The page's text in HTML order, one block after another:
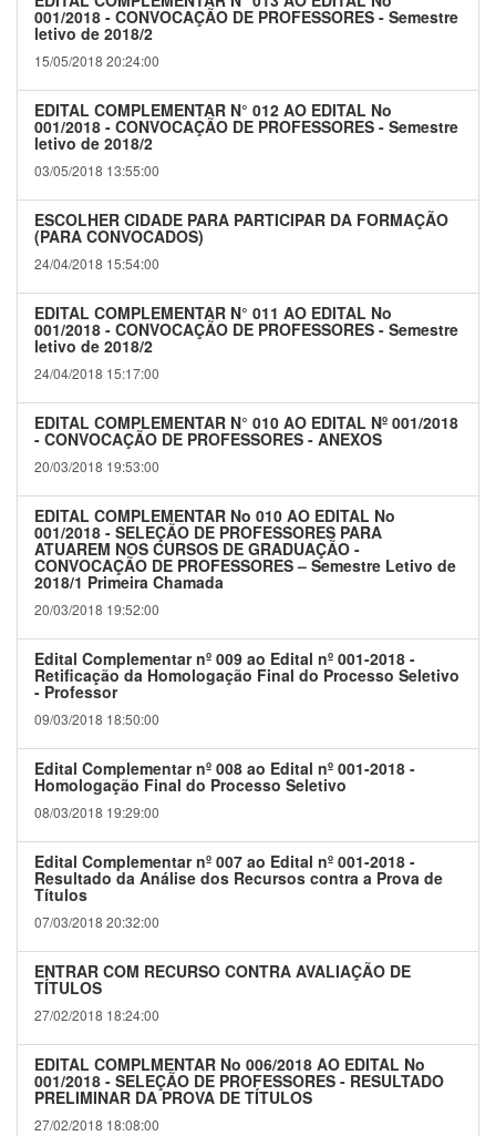
001/2018 - CONVOCAÇÃO DE PROFESSORES - Semestre
letivo de 2018/2
15/05/2018 20:24:00
EDITAL COMPLEMENTAR N° 012 AO EDITAL No
001/2018 - CONVOCAÇÃO DE PROFESSORES - Semestre
letivo de 2018/2
03/05/2018 13:55:00
ESCOLHER CIDADE PARA PARTICIPAR DA FORMAÇÃO
(PARA CONVOCADOS)
24/04/2018 15:54:00
EDITAL COMPLEMENTAR N° 011 AO EDITAL No
001/2018 - CONVOCAÇÃO DE PROFESSORES - Semestre
letivo de 2018/2
24/04/2018 15:17:00
EDITAL COMPLEMENTAR N° 010 AO EDITAL Nº 001/2018
- CONVOCAÇÃO DE PROFESSORES - ANEXOS
20/03/2018 19:53:00
EDITAL COMPLEMENTAR No 010 AO EDITAL No
001/2018 - SELEÇÃO DE PROFESSORES PARA
ATUAREM NOS CURSOS DE GRADUAÇÃO -
CONVOCAÇÃO DE PROFESSORES – Semestre Letivo de
2018/1 Primeira Chamada
20/03/2018 19:52:00
Edital Complementar nº 009 ao Edital nº 001-2018 -
Retificação da Homologação Final do Processo Seletivo
- Professor
09/03/2018 18:50:00
Edital Complementar nº 008 ao Edital nº 001-2018 -
Homologação Final do Processo Seletivo
08/03/2018 19:29:00
Edital Complementar nº 007 ao Edital nº 001-2018 -
Resultado da Análise dos Recursos contra a Prova de
Títulos
07/03/2018 20:32:00
ENTRAR COM RECURSO CONTRA AVALIAÇÃO DE
TÍTULOS
27/02/2018 18:24:00
EDITAL COMPLMENTAR No 006/2018 AO EDITAL No
001/2018 - SELEÇÃO DE PROFESSORES - RESULTADO
PRELIMINAR DA PROVA DE TÍTULOS
27/02/2018 18:08:00